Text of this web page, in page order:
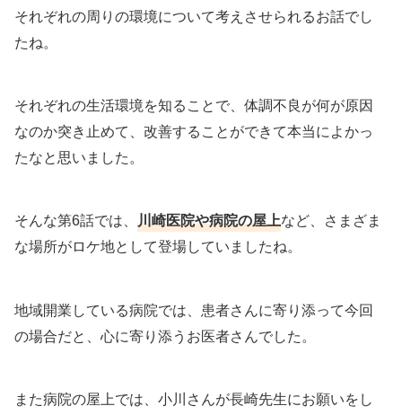
それぞれの周りの環境について考えさせられるお話でし
たね。
それぞれの生活環境を知ることで、体調不良が何が原因
なのか突き止めて、改善することができて本当によかっ
たなと思いました。
そんな第6話では、川崎医院や病院の屋上など、さまざま
な場所がロケ地として登場していましたね。
地域開業している病院では、患者さんに寄り添って今回
の場合だと、心に寄り添うお医者さんでした。
また病院の屋上では、小川さんが長崎先生にお願いをし